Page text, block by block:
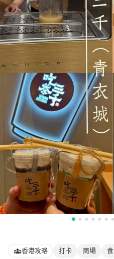
香港攻略 打卡 商場 食